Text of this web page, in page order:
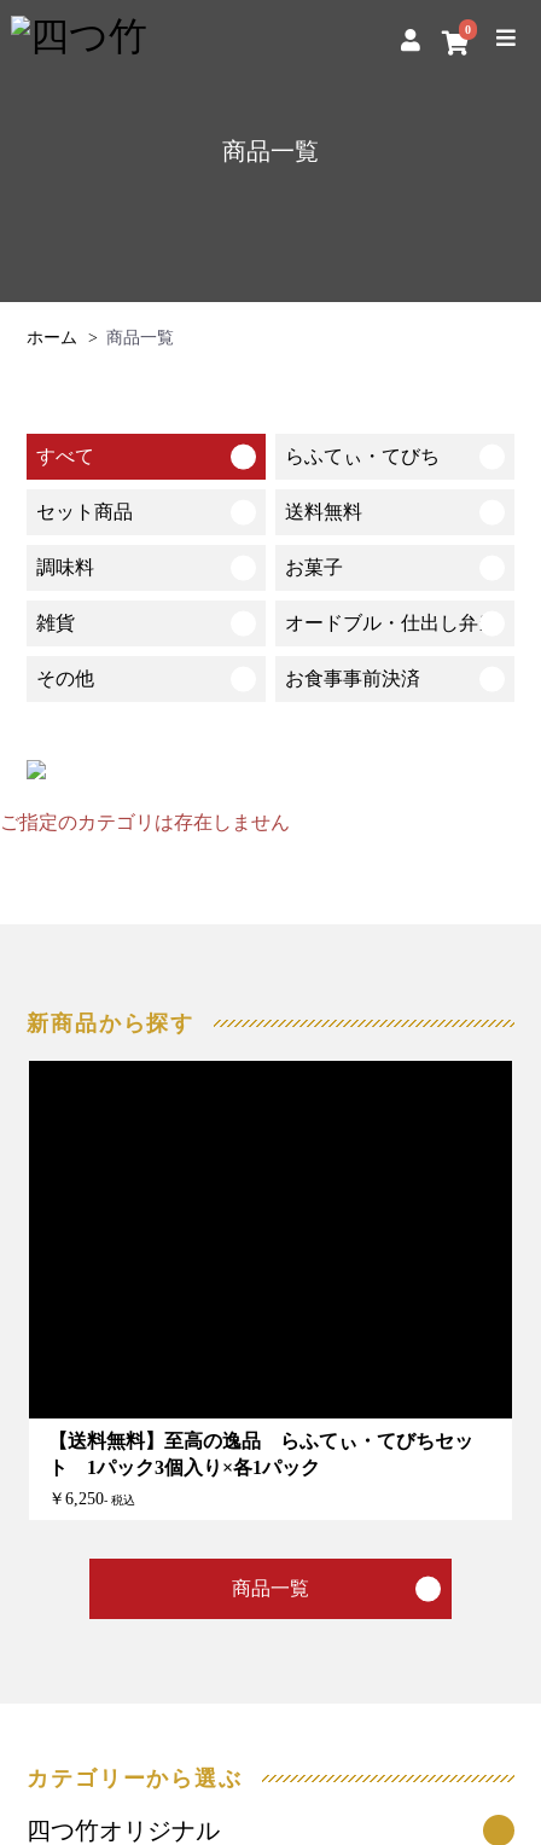
0
商品一覧
ホーム 商品一覧
すべて らふてぃ・てびち
セット商品 送料無料
調味料 お菓子
雑貨 オードブル・仕出し弁当
その他 お食事事前決済
ご指定のカテゴリは存在しません
新商品から探す
【送料無料】至高の逸品 らふてぃ・てびちセッ
ト 1パック3個入り×各1パック
￥6,250- 税込
商品一覧
カテゴリーから選ぶ
四つ竹オリジナル